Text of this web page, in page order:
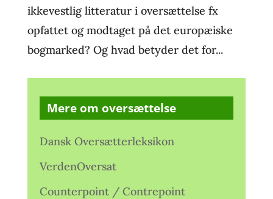
ikkevestlig litteratur i oversættelse fx
opfattet og modtaget på det europæiske
bogmarked? Og hvad betyder det for...
Mere om oversættelse
Dansk Oversætterleksikon
VerdenOversat
Counterpoint / Contrepoint